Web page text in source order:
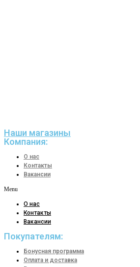
Наши магазины
Компания:
О нас
Контакты
Вакансии
Menu
О нас
Контакты
Вакансии
Покупателям:
Бонусная программа
Оплата и доставка